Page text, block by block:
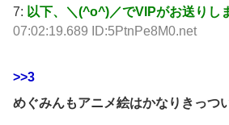
7: 以下、＼(^o^)／でVIPがお送りし
07:02:19.689 ID:5PtnPe8M0.net
>>3
めぐみんもアニメ絵はかなりきっつ